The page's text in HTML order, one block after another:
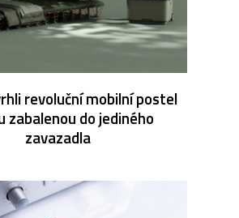
revoluční mobilní postel
zabalenou do jediného
zavazadla